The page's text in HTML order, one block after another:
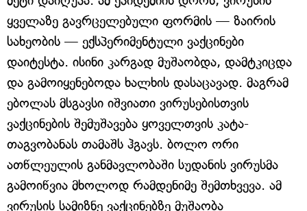
ყველაზე გავრცელებული ფორმის — ზაირის
სახეობის — ექსპერიმენტული ვაქცინები
დაიტესტა. ისინი კარგად მუშაობდა, დამტკიცდა
და გამოიყენებოდა ხალხის დასაცავად. მაგრამ
ებოლას მსგავსი იშვიათი ვირუსებისთვის
ვაქცინების შემუშავება ყოველთვის კატა-
თაგვობანას თამაშს ჰგავს. ბოლო ორი
ათწლეულის განმავლობაში სუდანის ვირუსმა
გამოიწვია მხოლოდ რამდენიმე შემთხვევა. ამ
ვირუსის სამიზნე ვაქცინებზე მუშაობა